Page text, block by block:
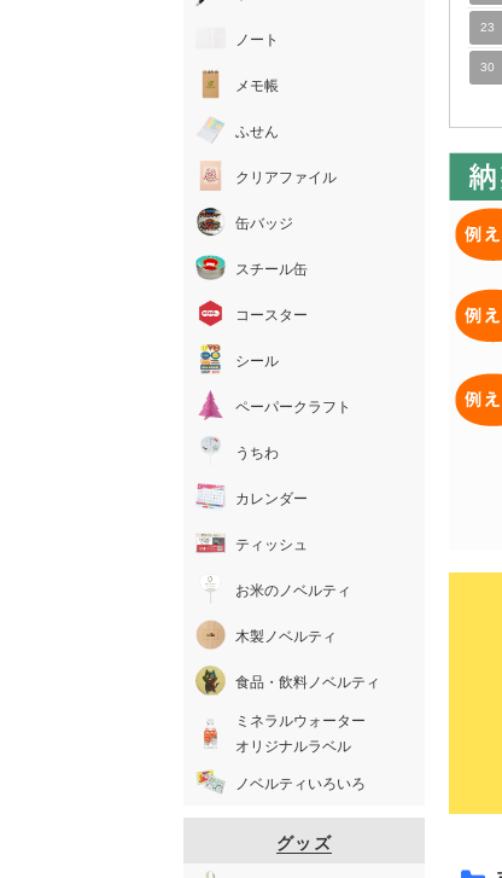
23
30
ノート
メモ帳
ふせん
クリアファイル
缶バッジ
スチール缶
コースター
シール
ペーパークラフト
うちわ
カレンダー
ティッシュ
お米のノベルティ
木製ノベルティ
食品・飲料ノベルティ
ミネラルウォーター
オリジナルラベル
ノベルティいろいろ
グッズ